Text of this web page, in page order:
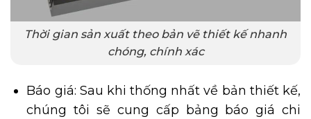
Thời gian sản xuất theo bản vẽ thiết kế nhanh
chóng, chính xác
Báo giá: Sau khi thống nhất về bản thiết kế,
chúng tôi sẽ cung cấp bảng báo giá chi